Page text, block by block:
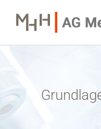
Inhalt